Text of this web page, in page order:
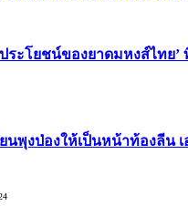
ระโยชน์ของยาดมหงส์ไทย
นพุงป่องให้เป็นหน้าท้องลีน